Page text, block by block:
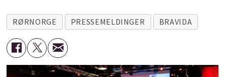
RØRNORGE PRESSEMELDINGER BRAVIDA